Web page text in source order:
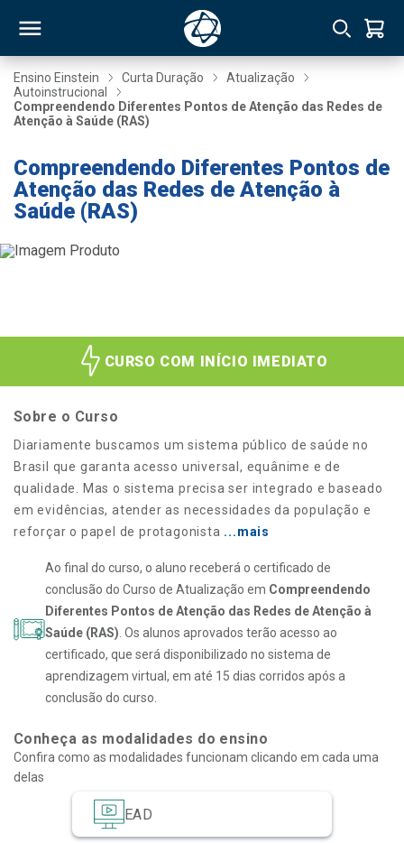
Ensino Einstein Curta Duração
Atualização
Autoinstrucional
Compreendendo Diferentes Pontos de Atenção das Redes de
Atenção à Saúde (RAS)
Compreendendo Diferentes Pontos de
Atenção das Redes de Atenção à
Saúde (RAS)
CURSO COM INÍCIO IMEDIATO
Sobre o Curso
Diariamente buscamos um sistema público de saúde no
Brasil que garanta acesso universal, equânime e de
qualidade. Mas o sistema precisa ser integrado e baseado
em evidências, atender as necessidades da população e
reforçar o papel de protagonista ...mais
Ao final do curso, o aluno receberá o certificado de
conclusão do Curso de Atualização em Compreendendo
Diferentes Pontos de Atenção das Redes de Atenção à
Saúde (RAS) . Os alunos aprovados terão acesso ao
certificado, que será disponibilizado no sistema de
aprendizagem virtual, em até 15 dias corridos após a
conclusão do curso.
Conheça as modalidades do ensino
EAD
Confira como as modalidades funcionam clicando em cada uma
delas